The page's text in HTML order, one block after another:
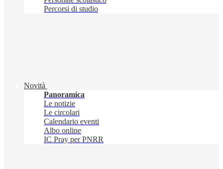
Percorsi di studio
Novità
Panoramica
Le notizie
Le circolari
Calendario eventi
Albo online
IC Pray per PNRR